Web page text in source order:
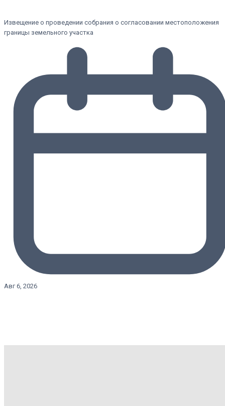
Извещение о проведении собрания о согласовании местоположения
границы земельного участка
Авг 6, 2026